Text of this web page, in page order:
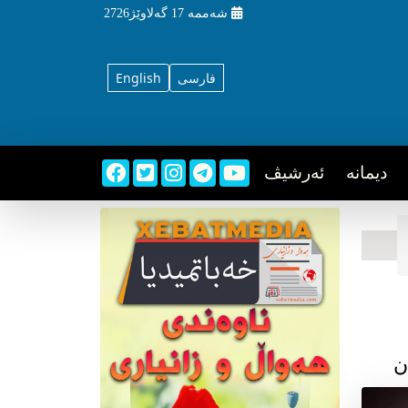
شه‌ممه‌ 17 گه‌لاوێژ2726
English فارسی
دیمانه ئه‌رشیڤ